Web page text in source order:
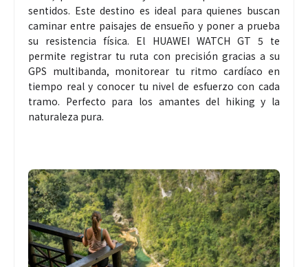
sentidos. Este destino es ideal para quienes buscan
caminar entre paisajes de ensueño y poner a prueba
su resistencia física. El HUAWEI WATCH GT 5 te
permite registrar tu ruta con precisión gracias a su
GPS multibanda, monitorear tu ritmo cardíaco en
tiempo real y conocer tu nivel de esfuerzo con cada
tramo. Perfecto para los amantes del hiking y la
naturaleza pura.